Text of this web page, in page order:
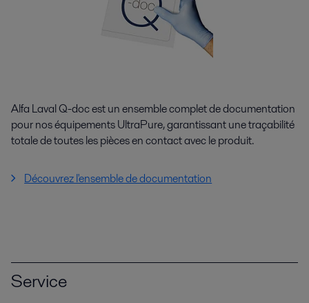
Alfa Laval Q-doc est un ensemble complet de documentation
pour nos équipements UltraPure, garantissant une traçabilité
totale de toutes les pièces en contact avec le produit.
Découvrez l'ensemble de documentation
Service